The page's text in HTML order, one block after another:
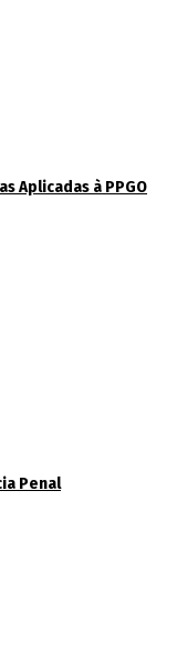
Aplicadas à PPGO
Penal